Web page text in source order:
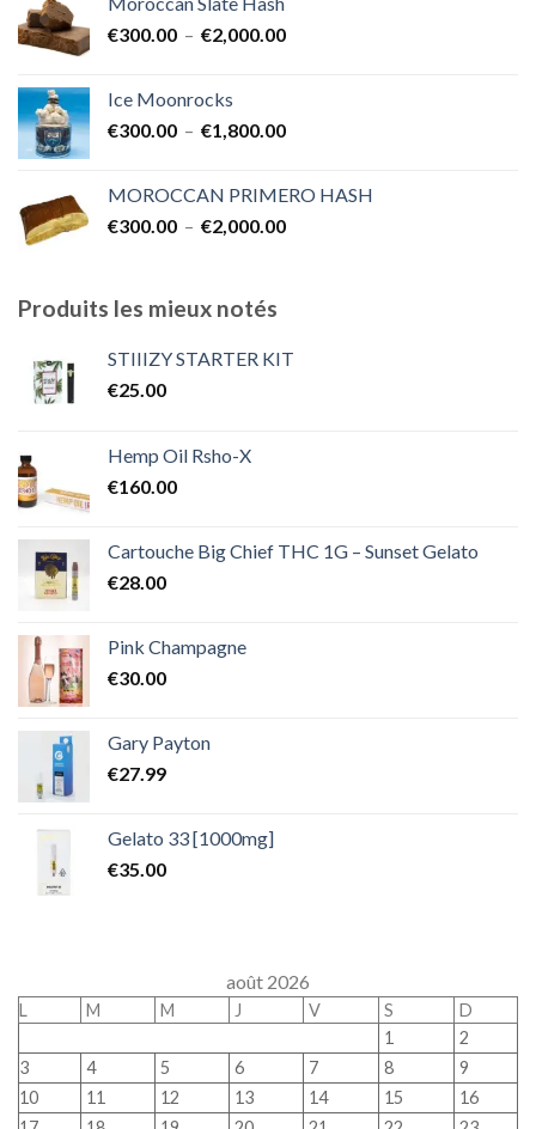
€300.00 – €2,000.00Plage
à
Ice Moonrocks
€300.00 – €1,800.00Plage
€300.00
à
MOROCCAN PRIMERO HASH
€300.00 – €2,000.00Plage
€2,000.00
Produits les mieux notés
STIIIZY STARTER KIT
€25.00
Hemp Oil Rsho-X
€160.00
Cartouche Big Chief THC 1G – Sunset Gelato
€28.00
Pink Champagne
€30.00
Gary Payton
€27.99
Gelato 33 [1000mg]
€35.00
août 2026
L M M J V S
D
1
2
3
4 5 6 7 8
9
10
11 12 13 14 15
16